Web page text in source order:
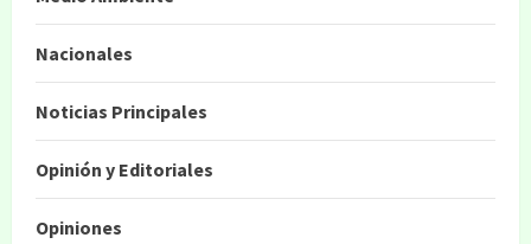
Nacionales
Noticias Principales
Opinión y Editoriales
Opiniones